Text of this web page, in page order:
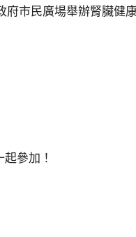
市民廣場舉辦腎臟健
參加！